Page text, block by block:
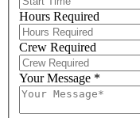
Hours Required
Crew Required
Your Message *